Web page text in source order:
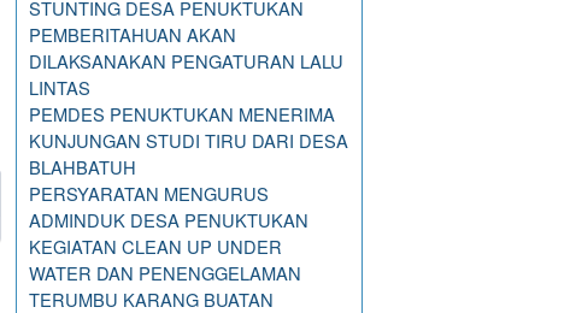
STUNTING DESA PENUKTUKAN
PEMBERITAHUAN AKAN
DILAKSANAKAN PENGATURAN LALU
LINTAS
PEMDES PENUKTUKAN MENERIMA
KUNJUNGAN STUDI TIRU DARI DESA
BLAHBATUH
PERSYARATAN MENGURUS
ADMINDUK DESA PENUKTUKAN
KEGIATAN CLEAN UP UNDER
WATER DAN PENENGGELAMAN
TERUMBU KARANG BUATAN